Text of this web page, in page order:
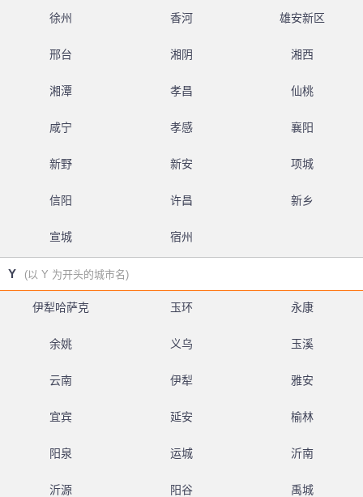
徐州 香河 雄安新区
邢台 湘阴 湘西
湘潭 孝昌 仙桃
咸宁 孝感 襄阳
新野 新安 项城
信阳 许昌 新乡
宣城 宿州
Y (以 Y 为开头的城市名)
伊犁哈萨克 玉环 永康
余姚 义乌 玉溪
云南 伊犁 雅安
宜宾 延安 榆林
阳泉 运城 沂南
沂源 阳谷 禹城